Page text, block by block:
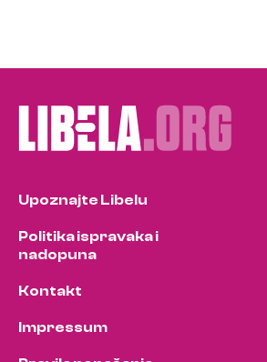
Upoznajte Libelu
Politika ispravaka i
nadopuna
Kontakt
Impressum